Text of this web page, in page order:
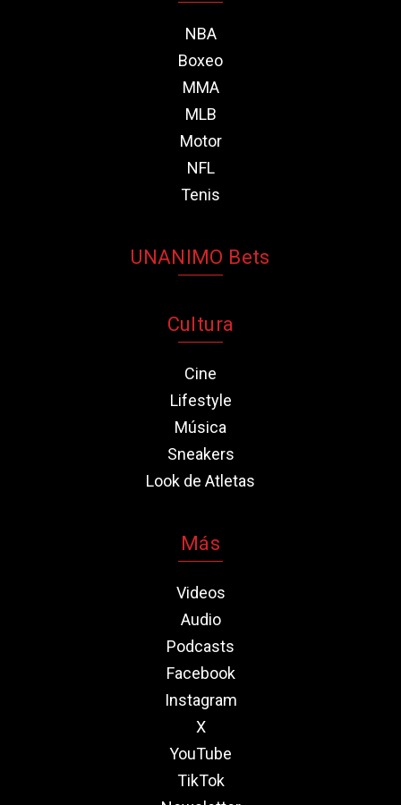
NBA
Boxeo
MMA
MLB
Motor
NFL
Tenis
UNANIMO Bets
Cultura
Cine
Lifestyle
Música
Sneakers
Look de Atletas
Más
Videos
Audio
Podcasts
Facebook
Instagram
X
YouTube
TikTok